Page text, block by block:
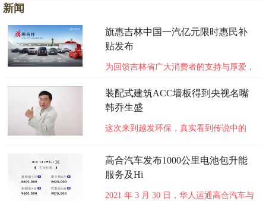
新闻
旗惠吉林中国一汽亿元限时惠民补
贴发布
为回馈吉林省广大消费者的支持与厚爱，
惠吉林亿元限时惠民补贴活动。本次补贴
范围涵盖中国一汽旗下全部自主、合资品
元，单车补贴金额最高可达37000元。、
未知
装配式建筑ACC墙板得到央视名嘴
韩乔生盛
这次来到越发环保，真实看到传说中的
有限公司（以下简称越发环保），接触到
旗下ACC墙板从生产、设计、安装的一系
列过程，他不禁这么感叹。 越发环保是
高合汽车发布1000公里电池包升能
服务及Hi
2021 年 3 月 30 日，华人运通高合汽车与